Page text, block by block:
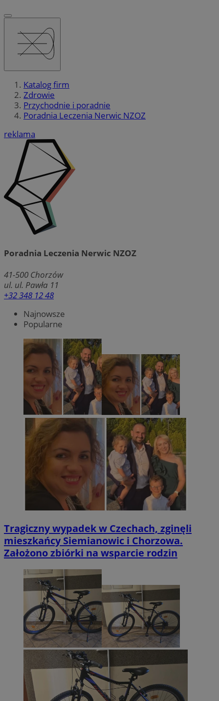
Katalog firm
Zdrowie
Przychodnie i poradnie
Poradnia Leczenia Nerwic NZOZ
reklama
Poradnia Leczenia Nerwic NZOZ
41-500 Chorzów
ul. ul. Pawła 11
+32 348 12 48
Najnowsze
Popularne
Tragiczny wypadek w Czechach, zginęli
mieszkańcy Siemianowic i Chorzowa.
Założono zbiórki na wsparcie rodzin